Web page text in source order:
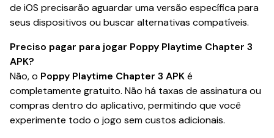
de iOS precisarão aguardar uma versão específica para
seus dispositivos ou buscar alternativas compatíveis.
Preciso pagar para jogar Poppy Playtime Chapter 3
APK?
Não, o Poppy Playtime Chapter 3 APKé
completamente gratuito. Não há taxas de assinatura ou
compras dentro do aplicativo, permitindo que você
experimente todo o jogo sem custos adicionais.